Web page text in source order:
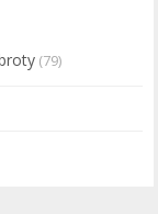
(79)